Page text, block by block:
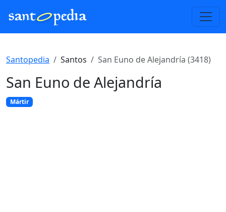
Santopedia Santos San Euno de Alejandría (3418)
San Euno de Alejandría
Mártir